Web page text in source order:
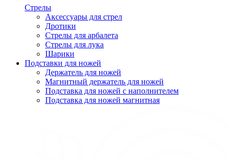
Стрелы
Аксессуары для стрел
Дротики
Стрелы для арбалета
Стрелы для лука
Шарики
Подставки для ножей
Держатель для ножей
Магнитный держатель для ножей
Подставка для ножей с наполнителем
Подставка для ножей магнитная